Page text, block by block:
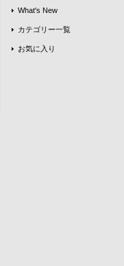
What's New
カテゴリー一覧
お気に入り